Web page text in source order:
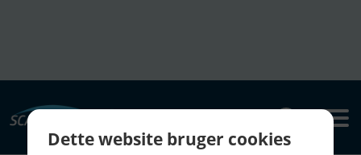
Dette website bruger cookies